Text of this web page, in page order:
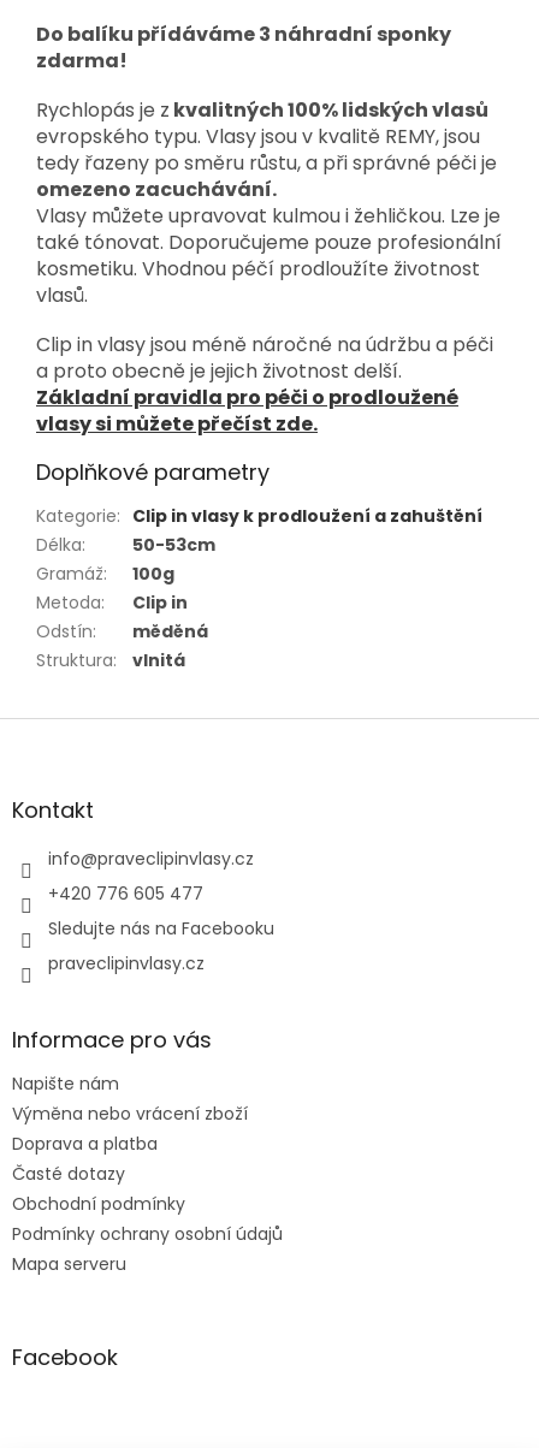
Do balíku přídáváme 3 náhradní sponky
zdarma!
Rychlopás je z kvalitných 100% lidských vlasů
evropského typu. Vlasy jsou v kvalitě REMY, jsou
tedy řazeny po směru růstu, a při správné péči je
omezeno zacuchávání.
Vlasy můžete upravovat kulmou i žehličkou. Lze je
také tónovat. Doporučujeme pouze profesionální
kosmetiku. Vhodnou péčí prodloužíte životnost
vlasů.
Clip in vlasy jsou méně náročné na údržbu a péči
a proto obecně je jejich životnost delší.
Základní pravidla pro péči o prodloužené
vlasy si můžete přečíst zde.
Doplňkové parametry
Kategorie: Clip in vlasy k prodloužení a zahuštění
Délka:
50-53cm
Gramáž:
100g
Metoda:
Clip in
Odstín:
měděná
Struktura: vlnitá
Z
aKontakt
info@praveclipinvlasy.cz
+420 776 605 477
Sledujte nás na Facebooku
praveclipinvlasy.cz
Informace pro vás
Napište nám
Výměna nebo vrácení zboží
Doprava a platba
Časté dotazy
Obchodní podmínky
Podmínky ochrany osobní údajů
Mapa serveru
Facebook